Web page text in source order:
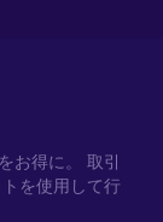
お得に。 取引
を使用して行